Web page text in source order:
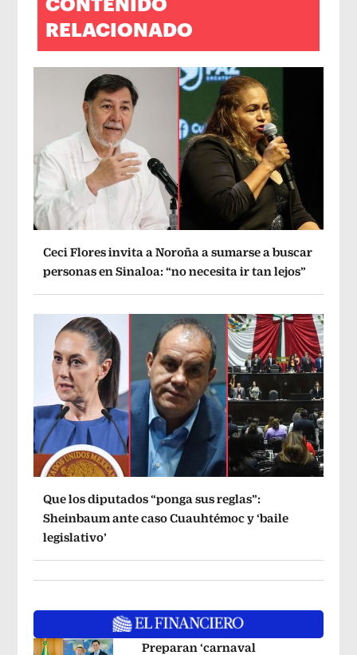
CONTENIDO
RELACIONADO
Ceci Flores invita a Noroña a sumarse a buscar
personas en Sinaloa: “no necesita ir tan lejos”
Que los diputados “ponga sus reglas”:
Sheinbaum ante caso Cuauhtémoc y ‘baile
legislativo’
Preparan ‘carnaval